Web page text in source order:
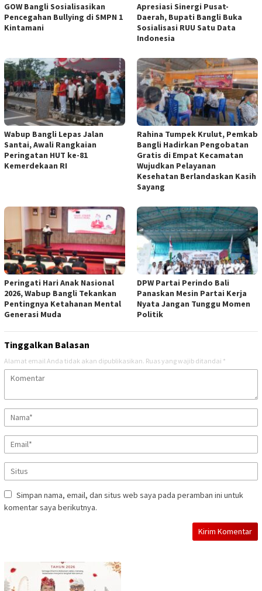
GOW Bangli Sosialisasikan
Pencegahan Bullying di SMPN 1
Kintamani
Apresiasi Sinergi Pusat-
Daerah, Bupati Bangli Buka
Sosialisasi RUU Satu Data
Indonesia
Wabup Bangli Lepas Jalan
Santai, Awali Rangkaian
Peringatan HUT ke-81
Kemerdekaan RI
Rahina Tumpek Krulut, Pemkab
Bangli Hadirkan Pengobatan
Gratis di Empat Kecamatan
Wujudkan Pelayanan
Kesehatan Berlandaskan Kasih
Sayang
Peringati Hari Anak Nasional
2026, Wabup Bangli Tekankan
Pentingnya Ketahanan Mental
Generasi Muda
DPW Partai Perindo Bali
Panaskan Mesin Partai Kerja
Nyata Jangan Tunggu Momen
Politik
Tinggalkan Balasan
Alamat email Anda tidak akan dipublikasikan. Ruas yang wajib ditandai *
Simpan nama, email, dan situs web saya pada peramban ini untuk
komentar saya berikutnya.